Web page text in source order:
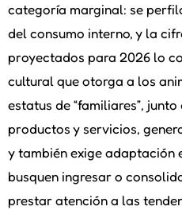
categoría marginal: se
del consumo interno, y la
proyectados para 2026 lo
cultural que otorga a los
estatus de “familiares”,
productos y servicios,
y también exige adaptación
busquen ingresar o
prestar atención a las